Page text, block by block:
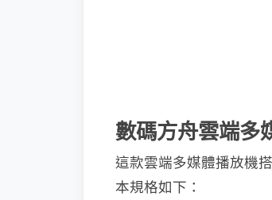
數碼方舟雲端多
這款雲端多媒體播放機
本規格如下：